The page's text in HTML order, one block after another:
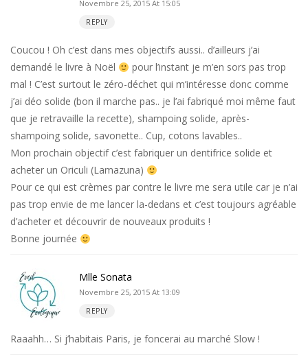
Novembre 25, 2015 At 15:05
REPLY
Coucou ! Oh c’est dans mes objectifs aussi.. d’ailleurs j’ai
demandé le livre à Noël
pour l’instant je m’en sors pas trop
mal ! C’est surtout le zéro-déchet qui m’intéresse donc comme
j’ai déo solide (bon il marche pas.. je l’ai fabriqué moi même faut
que je retravaille la recette), shampoing solide, après-
shampoing solide, savonette.. Cup, cotons lavables..
Mon prochain objectif c’est fabriquer un dentifrice solide et
acheter un Oriculi (Lamazuna)
Pour ce qui est crèmes par contre le livre me sera utile car je n’ai
pas trop envie de me lancer la-dedans et c’est toujours agréable
d’acheter et découvrir de nouveaux produits !
Bonne journée
Mlle Sonata
Novembre 25, 2015 At 13:09
REPLY
Raaahh… Si j’habitais Paris, je foncerai au marché Slow !